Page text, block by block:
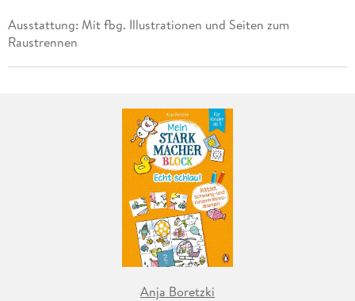
Ausstattung: Mit fbg. Illustrationen und Seiten zum
Raustrennen
Anja Boretzki